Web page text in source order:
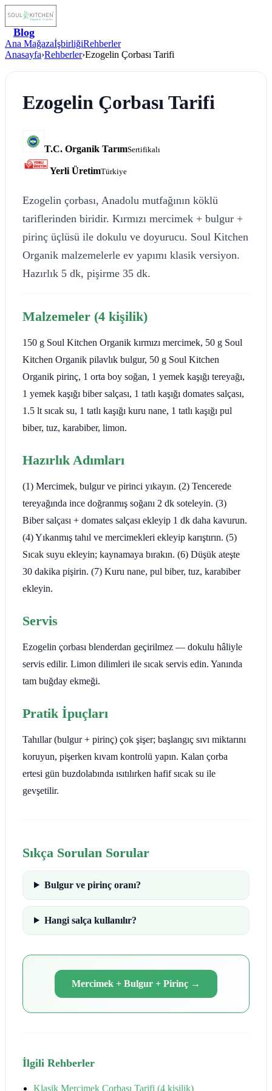
Blog
Ana MağazaİşbirliğiRehberler
Anasayfa›Rehberler›Ezogelin Çorbası Tarifi
Ezogelin Çorbası Tarifi
T.C. Organik TarımSertifikalı
Yerli ÜretimTürkiye
Ezogelin çorbası, Anadolu mutfağının köklü
tariflerinden biridir. Kırmızı mercimek + bulgur +
pirinç üçlüsü ile dokulu ve doyurucu. Soul Kitchen
Organik malzemelerle ev yapımı klasik versiyon.
Hazırlık 5 dk, pişirme 35 dk.
Malzemeler (4 kişilik)
150 g Soul Kitchen Organik kırmızı mercimek, 50 g Soul
Kitchen Organik pilavlık bulgur, 50 g Soul Kitchen
Organik pirinç, 1 orta boy soğan, 1 yemek kaşığı tereyağı,
1 yemek kaşığı biber salçası, 1 tatlı kaşığı domates salçası,
1.5 lt sıcak su, 1 tatlı kaşığı kuru nane, 1 tatlı kaşığı pul
biber, tuz, karabiber, limon.
Hazırlık Adımları
(1) Mercimek, bulgur ve pirinci yıkayın. (2) Tencerede
tereyağında ince doğranmış soğanı 2 dk soteleyin. (3)
Biber salçası + domates salçası ekleyip 1 dk daha kavurun.
(4) Yıkanmış tahıl ve mercimekleri ekleyip karıştırın. (5)
Sıcak suyu ekleyin; kaynamaya bırakın. (6) Düşük ateşte
30 dakika pişirin. (7) Kuru nane, pul biber, tuz, karabiber
ekleyin.
Servis
Ezogelin çorbası blenderdan geçirilmez — dokulu hâliyle
servis edilir. Limon dilimleri ile sıcak servis edin. Yanında
tam buğday ekmeği.
Pratik İpuçları
Tahıllar (bulgur + pirinç) çok şişer; başlangıç sıvı miktarını
koruyun, pişerken kıvam kontrolü yapın. Kalan çorba
ertesi gün buzdolabında ısıtılırken hafif sıcak su ile
gevşetilir.
Sıkça Sorulan Sorular
Bulgur ve pirinç oranı?
Hangi salça kullanılır?
Mercimek + Bulgur + Pirinç →
İlgili Rehberler
Klasik Mercimek Çorbası Tarifi (4 kişilik)